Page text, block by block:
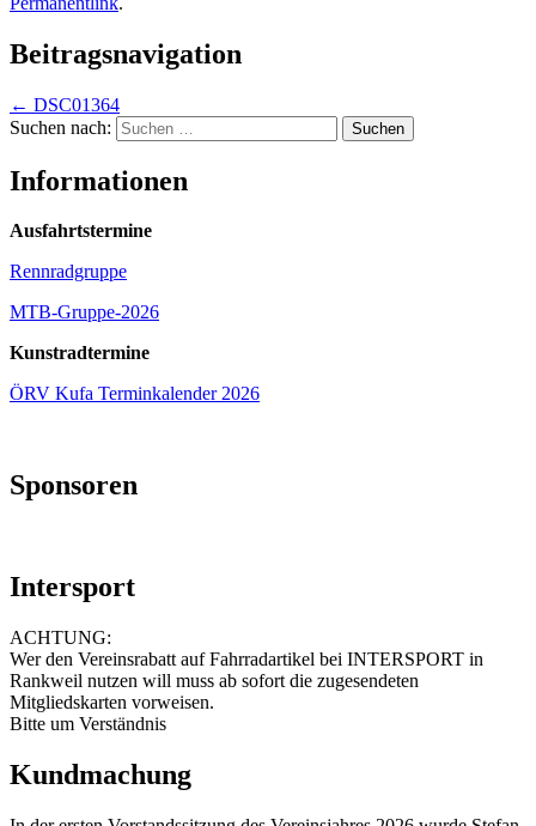
Beitragsnavigation
← DSC01364
Suchen nach:
Informationen
Ausfahrtstermine
Rennradgruppe
MTB-Gruppe-2026
Kunstradtermine
ÖRV Kufa Terminkalender 2026
Sponsoren
Intersport
ACHTUNG:
Wer den Vereinsrabatt auf Fahrradartikel bei INTERSPORT in
Rankweil nutzen will muss ab sofort die zugesendeten
Mitgliedskarten vorweisen.
Bitte um Verständnis
Kundmachung